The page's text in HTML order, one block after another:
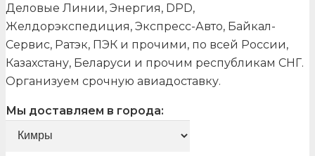
Деловые Линии, Энергия, DPD,
Желдорэкспедиция, Экспресс-Авто, Байкал-
Сервис, Ратэк, ПЭК и прочими, по всей России,
Казахстану, Беларуси и прочим республикам СНГ.
Организуем срочную авиадоставку.
Мы доставляем в города: